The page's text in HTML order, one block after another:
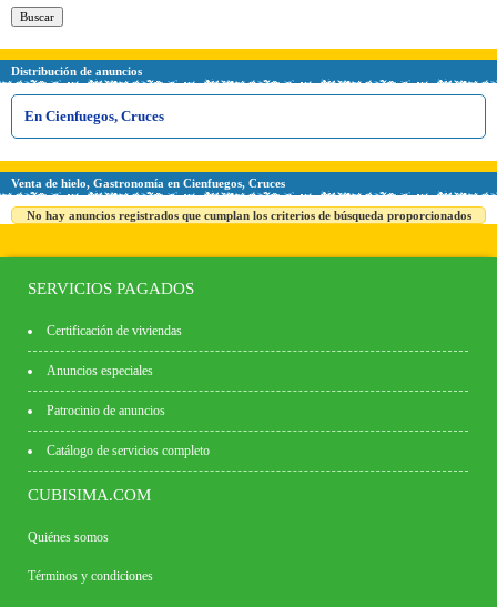
Distribución de anuncios
En Cienfuegos, Cruces
Venta de hielo, Gastronomía en Cienfuegos, Cruces
No hay anuncios registrados que cumplan los criterios de búsqueda proporcionados
SERVICIOS PAGADOS
Certificación de viviendas
Anuncios especiales
Patrocinio de anuncios
Catálogo de servicios completo
CUBISIMA.COM
Quiénes somos
Términos y condiciones